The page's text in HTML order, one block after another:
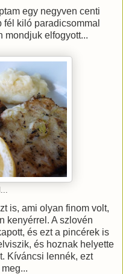
egy negyven centi
kiló paradicsommal
mondjuk elfogyott...
is, ami olyan finom volt,
kenyérrel. A szlovén
és ezt a pincérek is
és hoznak helyette
Kíváncsi lennék, ezt